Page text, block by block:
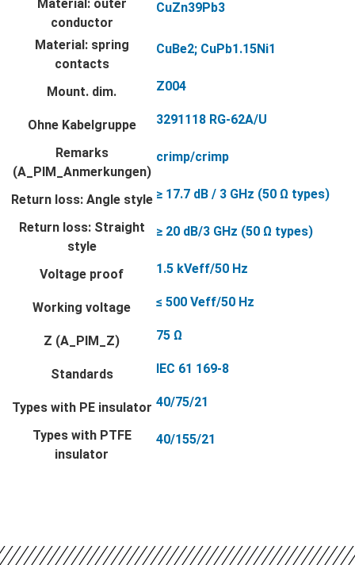
Material: outer
conductor
CuZn39Pb3
Material: spring
contacts
CuBe2; CuPb1.15Ni1
Mount. dim. Z004
Ohne Kabelgruppe 3291118 RG-62A/U
Remarks
(A_PIM_Anmerkungen)
crimp/crimp
Return loss: Angle style ≥ 17.7 dB / 3 GHz (50 Ω types)
Return loss: Straight
style
≥ 20 dB/3 GHz (50 Ω types)
Voltage proof 1.5 kVeff/50 Hz
Working voltage ≤ 500 Veff/50 Hz
Z (A_PIM_Z) 75 Ω
Standards IEC 61 169-8
Types with PE insulator 40/75/21
Types with PTFE
insulator
40/155/21